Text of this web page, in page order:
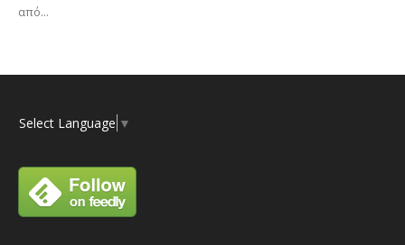
από...
Select Language ▼